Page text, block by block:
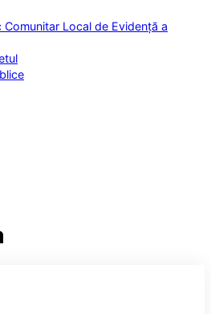
Comunitar Local de Evidență a